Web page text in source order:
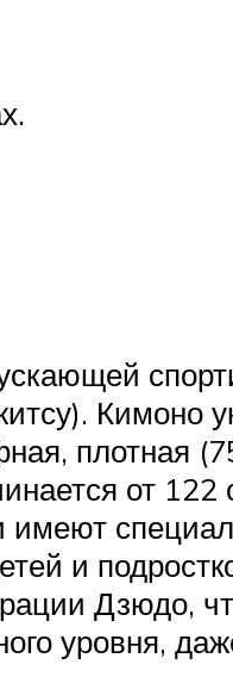
Кимоно
плотная
от
и
Дзюдо,
уровня,